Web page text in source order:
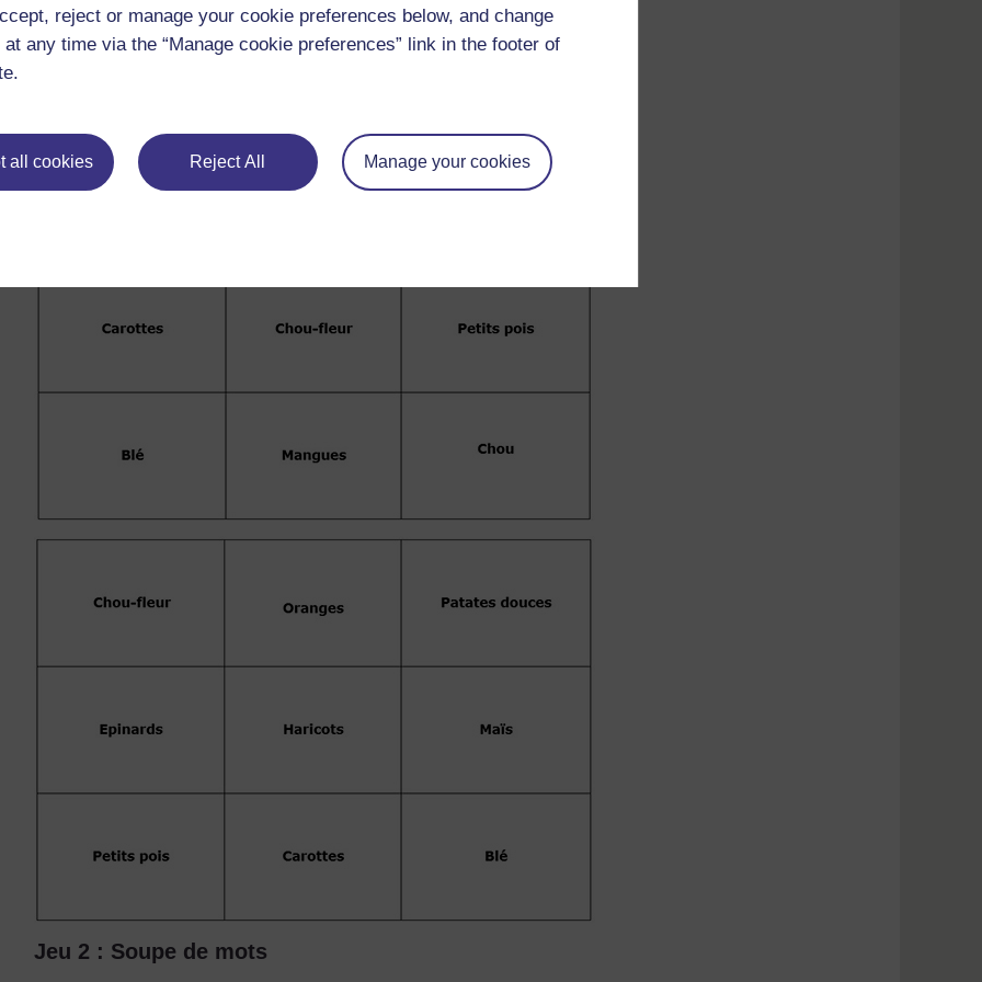
reject or manage your cookie preferences below, and change
any time via the “Manage cookie preferences” link in the footer of
all cookies Reject All Manage your cookies
Jeu 2 : Soupe de mots